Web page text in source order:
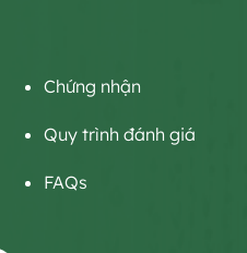
Chứng nhận
Quy trình đánh giá
FAQs